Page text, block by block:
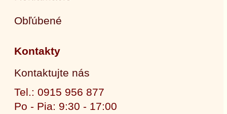
Obľúbené
Kontakty
Kontaktujte nás
Tel.: 0915 956 877
Po - Pia: 9:30 - 17:00